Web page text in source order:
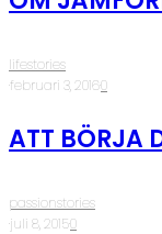
lifestories
·februari 3, 2016·0
ATT BÖRJA
passionstories
·juli 8, 2015·0